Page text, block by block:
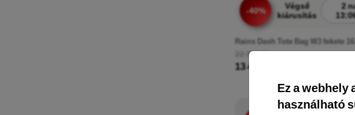
Ez a webhely
használható
-40%
Végső
kiárusítás
2
Rains Dash Tote Bag W3 fekete
22 390 Ft
13 434 Ft